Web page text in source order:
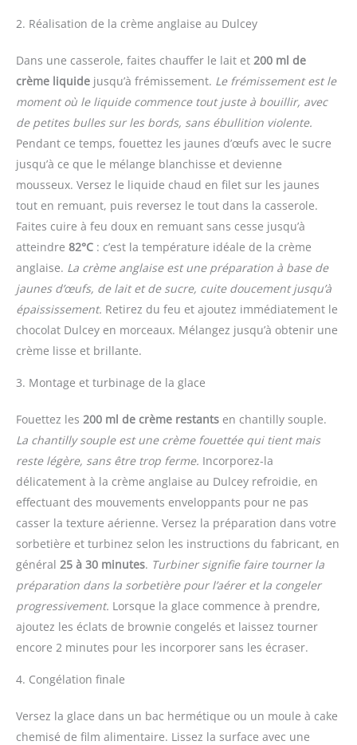
2. Réalisation de la crème anglaise au Dulcey
Dans une casserole, faites chauffer le lait et 200 ml de
crème liquide jusqu’à frémissement. Le frémissement est le
moment où le liquide commence tout juste à bouillir, avec
de petites bulles sur les bords, sans ébullition violente.
Pendant ce temps, fouettez les jaunes d’œufs avec le sucre
jusqu’à ce que le mélange blanchisse et devienne
mousseux. Versez le liquide chaud en filet sur les jaunes
tout en remuant, puis reversez le tout dans la casserole.
Faites cuire à feu doux en remuant sans cesse jusqu’à
atteindre 82°C : c’est la température idéale de la crème
anglaise. La crème anglaise est une préparation à base de
jaunes d’œufs, de lait et de sucre, cuite doucement jusqu’à
épaississement. Retirez du feu et ajoutez immédiatement le
chocolat Dulcey en morceaux. Mélangez jusqu’à obtenir une
crème lisse et brillante.
3. Montage et turbinage de la glace
Fouettez les 200 ml de crème restants en chantilly souple.
La chantilly souple est une crème fouettée qui tient mais
reste légère, sans être trop ferme. Incorporez-la
délicatement à la crème anglaise au Dulcey refroidie, en
effectuant des mouvements enveloppants pour ne pas
casser la texture aérienne. Versez la préparation dans votre
sorbetière et turbinez selon les instructions du fabricant, en
général 25 à 30 minutes. Turbiner signifie faire tourner la
préparation dans la sorbetière pour l’aérer et la congeler
progressivement. Lorsque la glace commence à prendre,
ajoutez les éclats de brownie congelés et laissez tourner
encore 2 minutes pour les incorporer sans les écraser.
4. Congélation finale
Versez la glace dans un bac hermétique ou un moule à cake
chemisé de film alimentaire. Lissez la surface avec une